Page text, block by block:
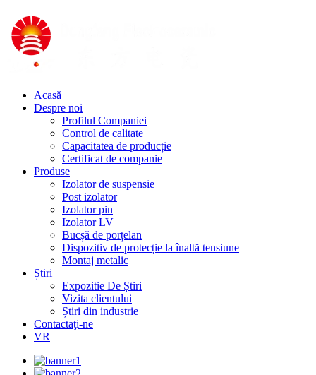
Acasă
Despre noi
Profilul Companiei
Control de calitate
Capacitatea de producție
Certificat de companie
Produse
Izolator de suspensie
Post izolator
Izolator pin
Izolator LV
Bucșă de porțelan
Dispozitiv de protecție la înaltă tensiune
Montaj metalic
Știri
Expozitie De Știri
Vizita clientului
Știri din industrie
Contactaţi-ne
VR